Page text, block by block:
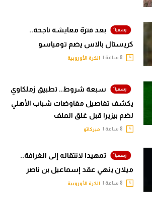
بعد فترة معايشة ناجحة..
كريستال بالاس يضم تومياسو
الكرة الأوروبية
سبعة شروط.. تطبيق زملكاوي
يكشف تفاصيل مفاوضات شباب الأهلي
لضم بيزيرا قبل غلق الملف
ميركاتو
تمهيدا لانتقاله إلى الغرافة..
ميلان ينهي عقد إسماعيل بن ناصر
الكرة الأوروبية